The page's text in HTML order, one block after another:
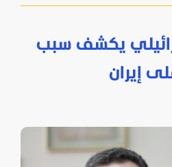
يكشف سبب
إيران